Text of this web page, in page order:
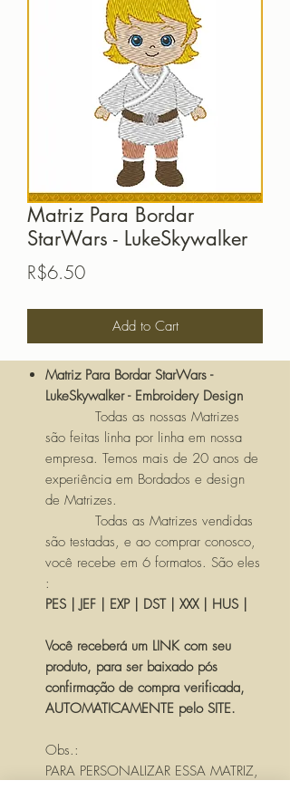
Matriz Para Bordar
StarWars - LukeSkywalker
R$6.50Price
Add to Cart
Matriz Para Bordar StarWars -
LukeSkywalker - Embroidery Design
Todas as nossas Matrizes
são feitas linha por linha em nossa
empresa. Temos mais de 20 anos de
experiência em Bordados e design
de Matrizes.
Todas as Matrizes vendidas
são testadas, e ao comprar conosco,
você recebe em 6 formatos. São eles
:
PES | JEF | EXP | DST | XXX | HUS |
Você receberá um LINK com seu
produto, para ser baixado pós
confirmação de compra verificada,
AUTOMATICAMENTE pelo SITE.
Obs.:
PARA PERSONALIZAR ESSA MATRIZ,